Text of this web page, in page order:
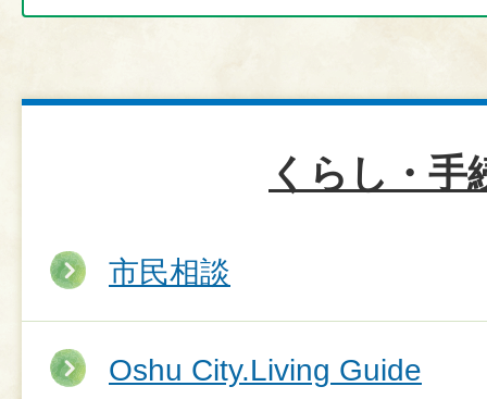
くらし・手
市民相談
Oshu City.Living Guide